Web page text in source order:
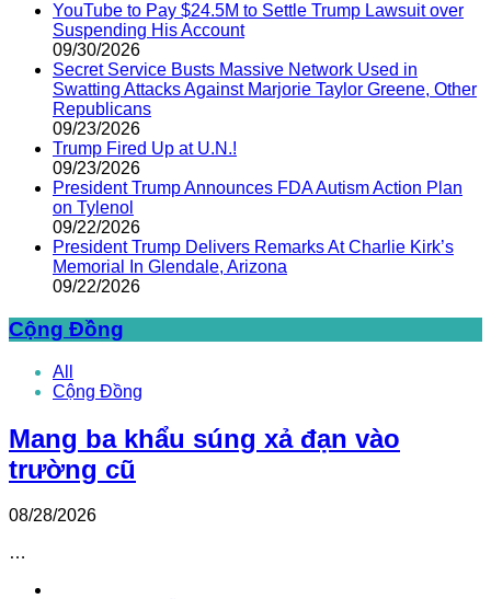
YouTube to Pay $24.5M to Settle Trump Lawsuit over
Suspending His Account
09/30/2026
Secret Service Busts Massive Network Used in
Swatting Attacks Against Marjorie Taylor Greene, Other
Republicans
09/23/2026
Trump Fired Up at U.N.!
09/23/2026
President Trump Announces FDA Autism Action Plan
on Tylenol
09/22/2026
President Trump Delivers Remarks At Charlie Kirk’s
Memorial In Glendale, Arizona
09/22/2026
Cộng Đồng
All
Cộng Đồng
Mang ba khẩu súng xả đạn vào
trường cũ
08/28/2026
…